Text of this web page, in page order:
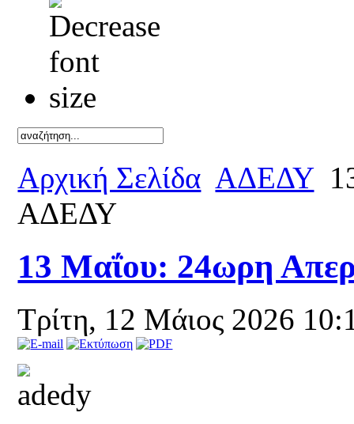
Αρχική Σελίδα ΑΔΕΔΥ
ΑΔΕΔΥ
13 Μαΐου: 24ωρη
Τρίτη, 12 Μάιος 2026